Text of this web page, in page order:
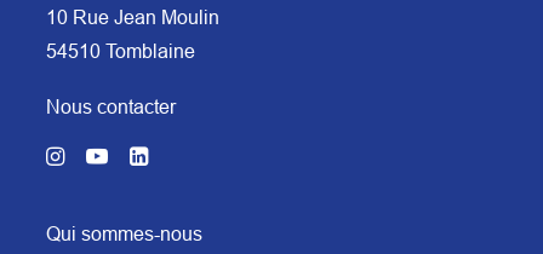
10 Rue Jean Moulin
54510 Tomblaine
Nous contacter
Qui sommes-nous